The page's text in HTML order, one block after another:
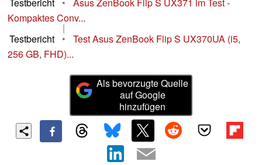
Testbericht
•
Asus ZenBook Flip S UX371 im Test -
Kompaktes Conv...
|
Testbericht
•
Test Asus ZenBook Flip S UX370UA (i5,
256 GB, FHD)...
Als bevorzugte Quelle
auf Google
hinzufügen